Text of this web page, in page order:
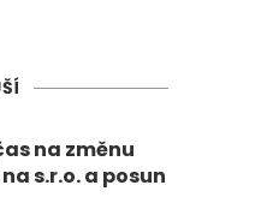
na změnu
na s.r.o. a posun